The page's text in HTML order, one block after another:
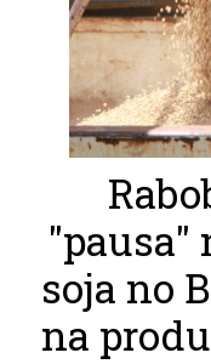
"pausa"
soja no
na